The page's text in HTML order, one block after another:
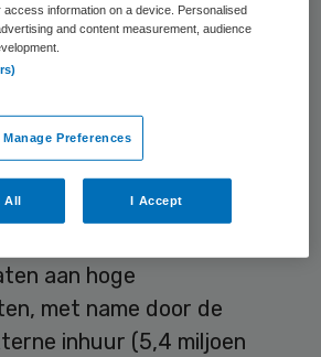
onder verscherpt
waren er de nodige
In korte tijd volgden
elkaar op.
aan hoge
met name door de
inhuur (5,4 miljoen
access information on a device. Personalised
and content measurement, audience
Manage Preferences
I Accept